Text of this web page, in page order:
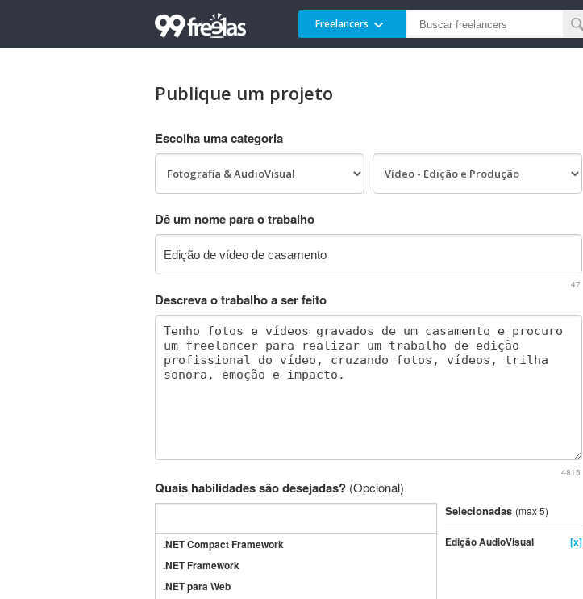
Freelancers
Publique um projeto
Escolha uma categoria
Dê um nome para o trabalho
47
Descreva o trabalho a ser feito
4815
Quais habilidades são desejadas? (Opcional)
.NET Compact Framework
.NET Framework
.NET para Web
Selecionadas (max 5)
Edição AudioVisual [x]